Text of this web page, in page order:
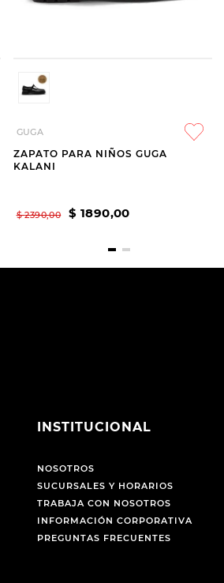
GUGA
ZAPATO PARA NIÑOS GUGA
KALANI
$ 2390,00 $ 1890,00
INSTITUCIONAL
NOSOTROS
SUCURSALES Y HORARIOS
TRABAJA CON NOSOTROS
INFORMACIÓN CORPORATIVA
PREGUNTAS FRECUENTES